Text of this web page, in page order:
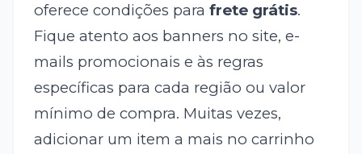
oferece condições para frete grátis.
Fique atento aos banners no site, e-
mails promocionais e às regras
específicas para cada região ou valor
mínimo de compra. Muitas vezes,
adicionar um item a mais no carrinho